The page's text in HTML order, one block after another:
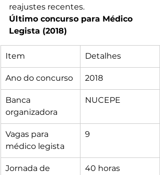
reajustes recentes.
Último concurso para Médico
Legista (2018)
Item Detalhes
Ano do concurso 2018
Banca
organizadora
NUCEPE
Vagas para
médico legista
9
Jornada de
40 horas